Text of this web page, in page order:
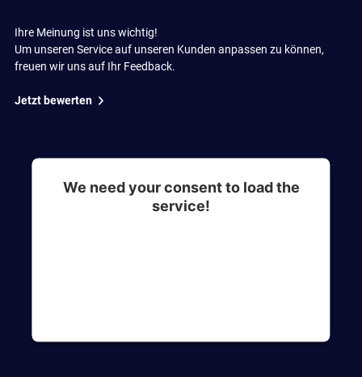
Ihre Meinung ist uns wichtig!
Um unseren Service auf unseren Kunden anpassen zu können,
freuen wir uns auf Ihr Feedback.
Jetzt bewerten
We need your consent to load the
service!